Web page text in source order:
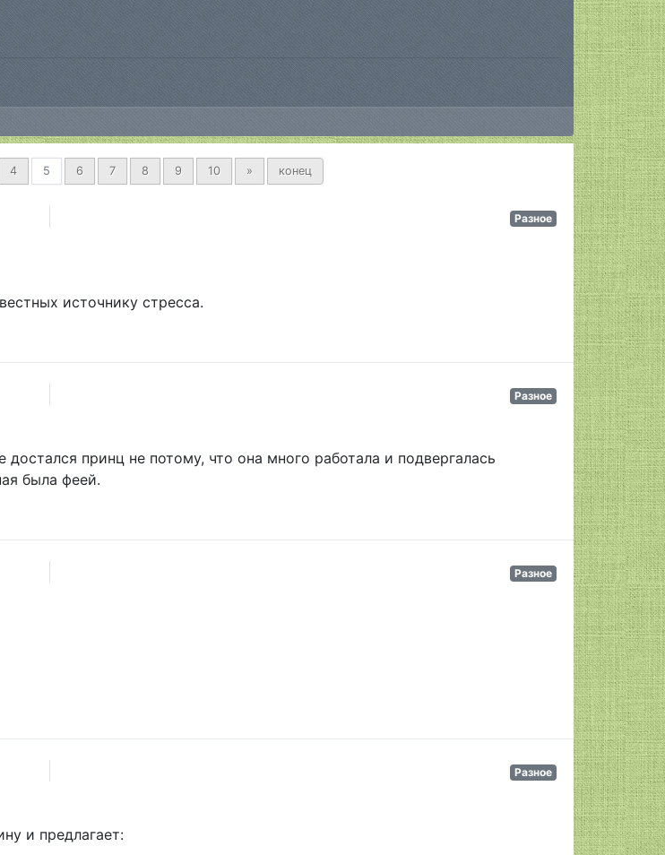
4 5 6 7 8 9 10 »Впередконец
Разное
источнику стресса.
Разное
принц не потому, что она много работала и подвергалась
была феей.
Разное
Разное
и предлагает: